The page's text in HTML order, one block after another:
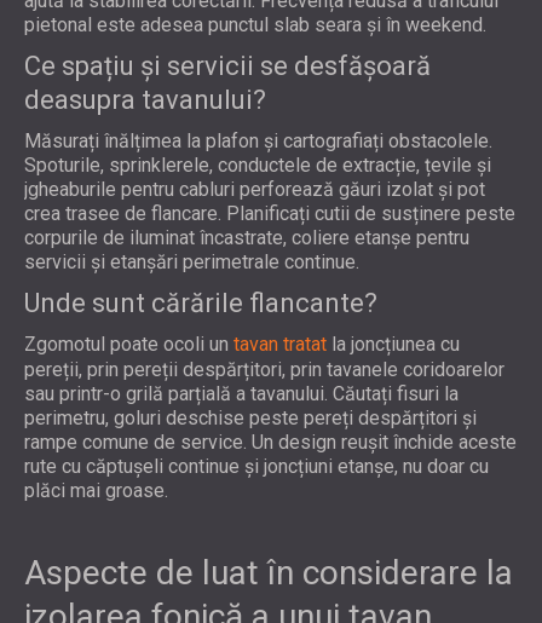
pietonal este adesea punctul slab seara și în weekend.
Ce spațiu și servicii se desfășoară
deasupra tavanului?
Măsurați înălțimea la plafon și cartografiați obstacolele.
Spoturile, sprinklerele, conductele de extracție, țevile și
jgheaburile pentru cabluri perforează găuri izolat și pot
crea trasee de flancare. Planificați cutii de susținere peste
corpurile de iluminat încastrate, coliere etanșe pentru
servicii și etanșări perimetrale continue.
Unde sunt cărările flancante?
Zgomotul poate ocoli un tavan tratat la joncțiunea cu
pereții, prin pereții despărțitori, prin tavanele coridoarelor
sau printr-o grilă parțială a tavanului. Căutați fisuri la
perimetru, goluri deschise peste pereți despărțitori și
rampe comune de service. Un design reușit închide aceste
rute cu căptușeli continue și joncțiuni etanșe, nu doar cu
plăci mai groase.
Aspecte de luat în considerare la